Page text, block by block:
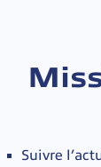
Suivre